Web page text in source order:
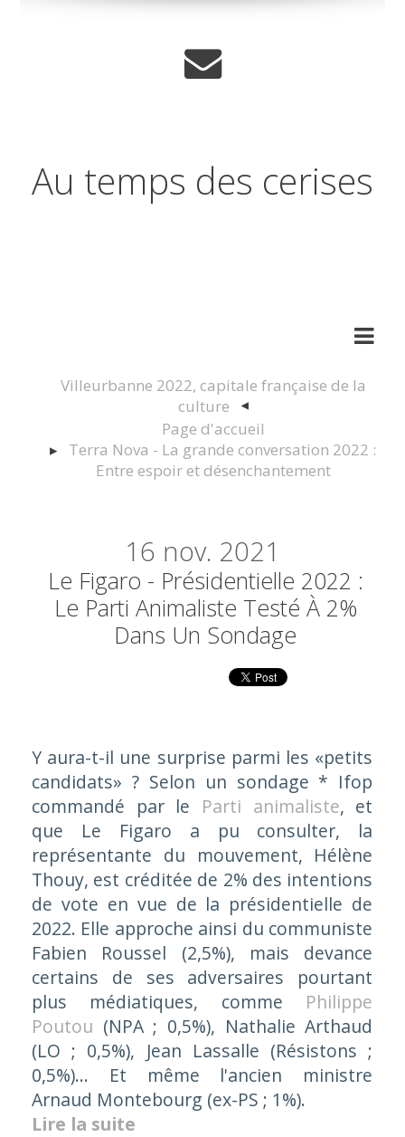
Au temps des cerises
Villeurbanne 2022, capitale française de la
culture
Page d'accueil
Terra Nova - La grande conversation 2022 :
Entre espoir et désenchantement
16 nov. 2021
Le Figaro - Présidentielle 2022 :
Le Parti Animaliste Testé À 2%
Dans Un Sondage
Y aura-t-il une surprise parmi les «petits
candidats» ? Selon un sondage * Ifop
commandé par le Parti animaliste, et
que Le Figaro a pu consulter, la
représentante du mouvement, Hélène
Thouy, est créditée de 2% des intentions
de vote en vue de la présidentielle de
2022. Elle approche ainsi du communiste
Fabien Roussel (2,5%), mais devance
certains de ses adversaires pourtant
plus médiatiques, comme Philippe
Poutou (NPA ; 0,5%), Nathalie Arthaud
(LO ; 0,5%), Jean Lassalle (Résistons ;
0,5%)... Et même l'ancien ministre
Arnaud Montebourg (ex-PS ; 1%).
Lire la suite